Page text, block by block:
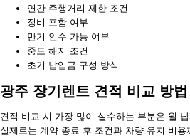
연간 주행거리 제한 조건
정비 포함 여부
만기 인수 가능 여부
중도 해지 조건
초기 납입금 구성 방식
광주 장기렌트 견적 비교 방법
견적 비교 시 가장 많이 실수하는 부분은 월
실제로는 계약 종료 후 조건과 차량 유지 비